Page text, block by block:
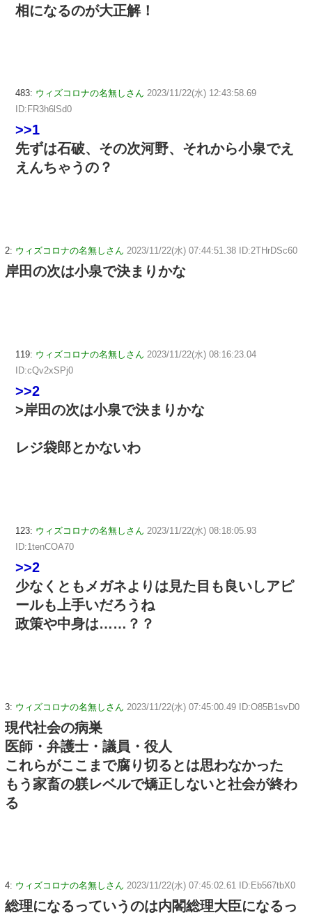
相になるのが大正解！
483: ウィズコロナの名無しさん 2023/11/22(水) 12:43:58.69
ID:FR3h6lSd0
>>1
先ずは石破、その次河野、それから小泉でえ
えんちゃうの？
2: ウィズコロナの名無しさん 2023/11/22(水) 07:44:51.38 ID:2THrDSc60
岸田の次は小泉で決まりかな
119: ウィズコロナの名無しさん 2023/11/22(水) 08:16:23.04
ID:cQv2xSPj0
>>2
>岸田の次は小泉で決まりかな
レジ袋郎とかないわ
123: ウィズコロナの名無しさん 2023/11/22(水) 08:18:05.93
ID:1tenCOA70
>>2
少なくともメガネよりは見た目も良いしアピ
ールも上手いだろうね
政策や中身は……？？
3: ウィズコロナの名無しさん 2023/11/22(水) 07:45:00.49 ID:O85B1svD0
現代社会の病巣
医師・弁護士・議員・役人
これらがここまで腐り切るとは思わなかった
もう家畜の躾レベルで矯正しないと社会が終わ
る
4: ウィズコロナの名無しさん 2023/11/22(水) 07:45:02.61 ID:Eb567tbX0
総理になるっていうのは内閣総理大臣になるっ